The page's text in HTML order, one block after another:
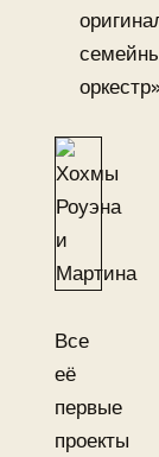
Все
её
первые
проекты